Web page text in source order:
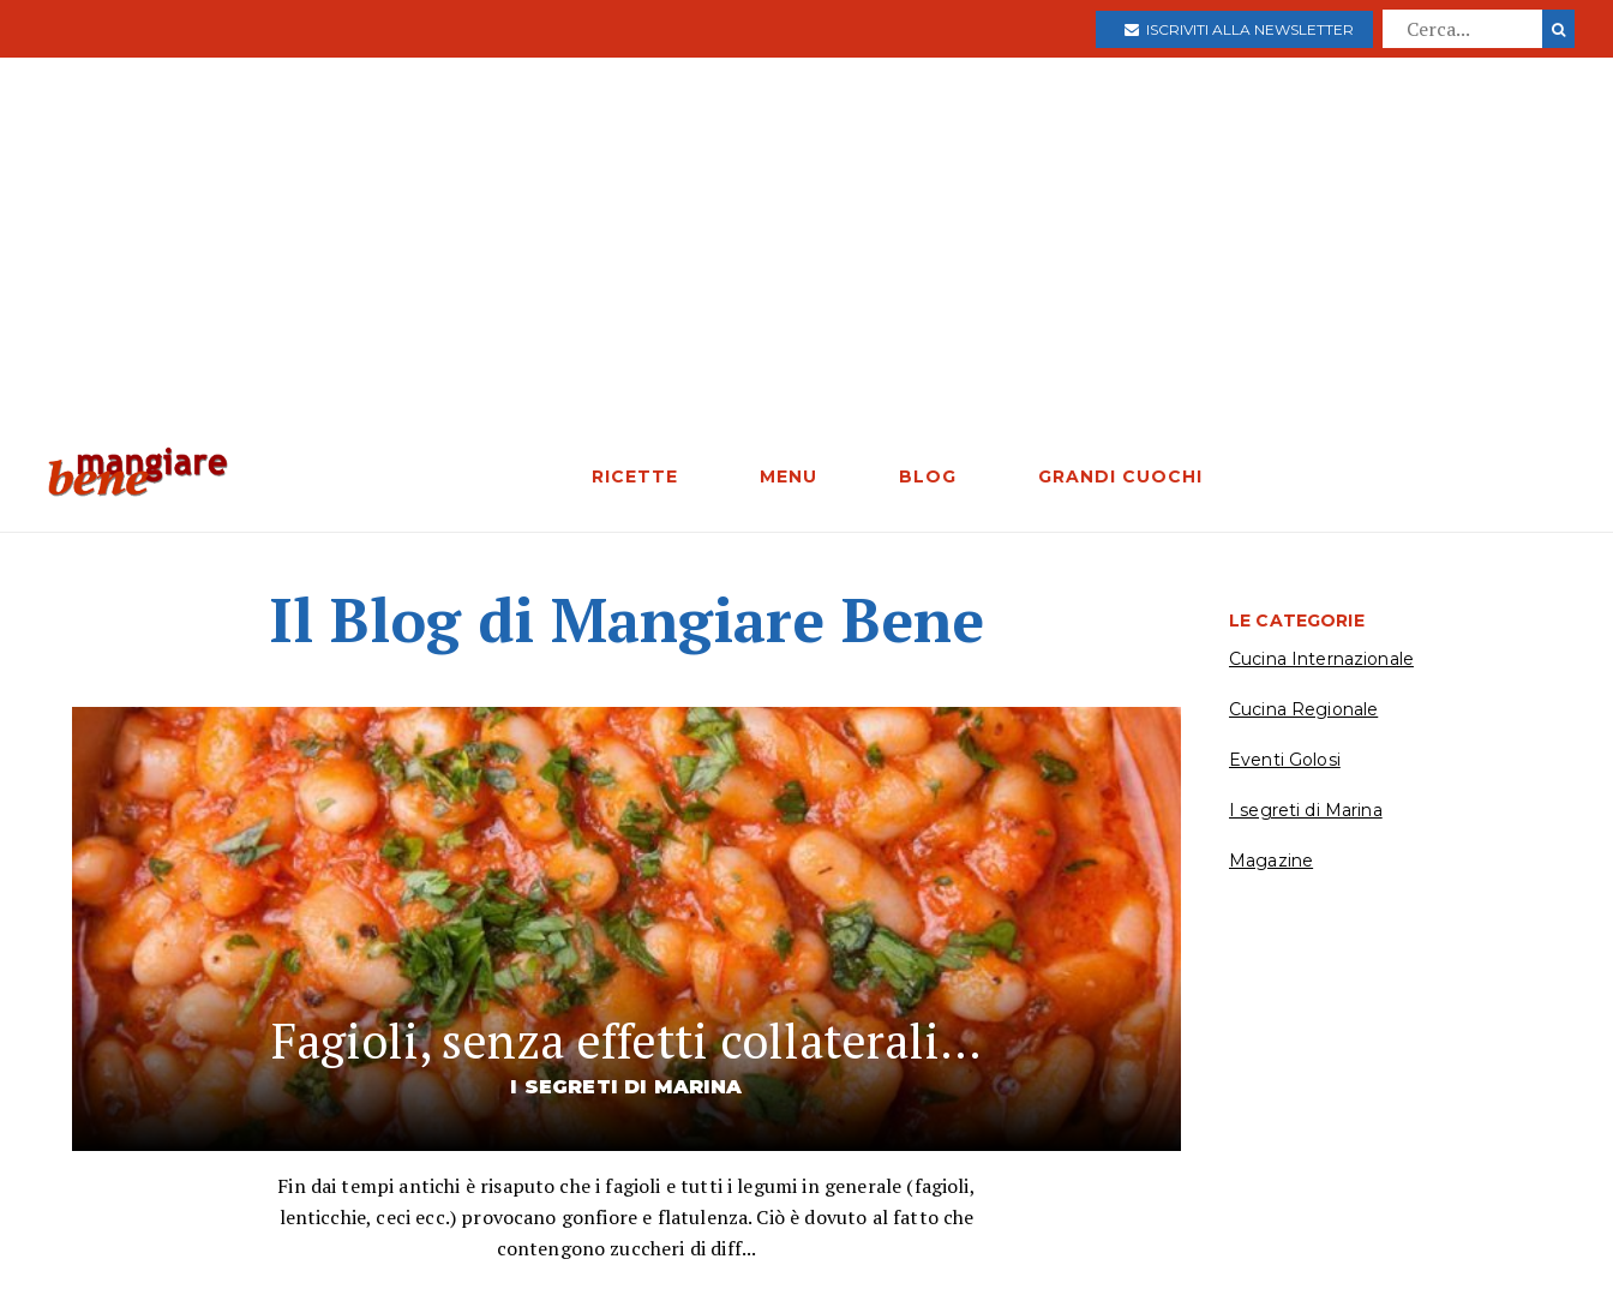
ISCRIVITI ALLA NEWSLETTER
RICETTE MENU BLOG GRANDI CUOCHI
Il Blog di Mangiare Bene
Fagioli, senza effetti collaterali...
I SEGRETI DI MARINA
Fin dai tempi antichi è risaputo che i fagioli e tutti i legumi in generale (fagioli,
lenticchie, ceci ecc.) provocano gonfiore e flatulenza. Ciò è dovuto al fatto che
contengono zuccheri di diff...
LE CATEGORIE
Cucina Internazionale
Cucina Regionale
Eventi Golosi
I segreti di Marina
Magazine